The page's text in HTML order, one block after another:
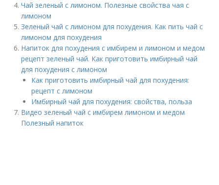
Чай зеленый с лимоном. Полезные свойства чая с
лимоном
Зеленый чай с лимоном для похудения. Как пить чай с
лимоном для похудения
Напиток для похудения с имбирем и лимоном и медом
рецепт зеленый чай. Как приготовить имбирный чай
для похудения с лимоном
Как приготовить имбирный чай для похудения:
рецепт с лимоном
Имбирный чай для похудения: свойства, польза
Видео зеленый чай с имбирем лимоном и медом
Полезный напиток